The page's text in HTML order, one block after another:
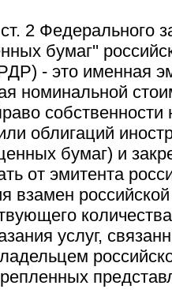
2 Федерального
бумаг''
- это именная
номинальной
собственности
облигаций
бумаг) и
от эмитента
взамен
услуг,